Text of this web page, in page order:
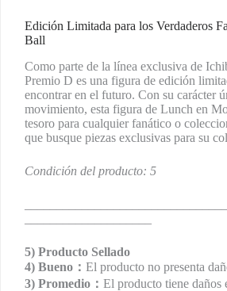
Edición Limitada para los Verdaderos
Ball
Como parte de la línea exclusiva de
Premio D es una figura de edición
encontrar en el futuro. Con su carácter
movimiento, esta figura de Lunch en
tesoro para cualquier fanático o
que busque piezas exclusivas para su
Condición del producto: 5
5) Producto Sellado
4) Bueno： El producto no presenta
3) Promedio： El producto tiene daños